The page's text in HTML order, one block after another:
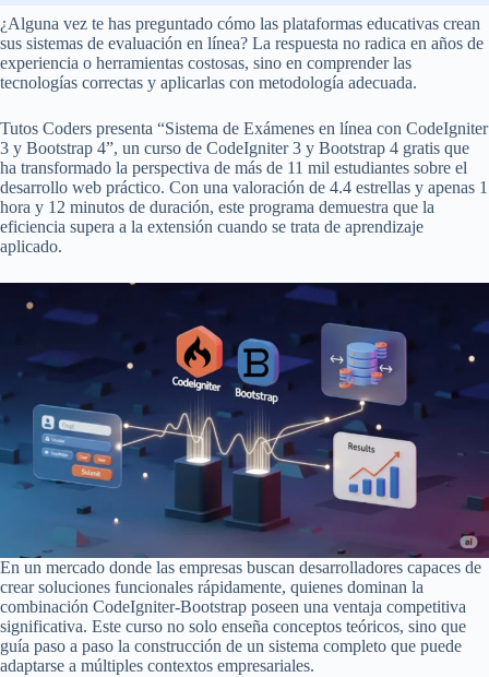
¿Alguna vez te has preguntado cómo las plataformas educativas crean
sus sistemas de evaluación en línea? La respuesta no radica en años de
experiencia o herramientas costosas, sino en comprender las
tecnologías correctas y aplicarlas con metodología adecuada.
Tutos Coders presenta “Sistema de Exámenes en línea con CodeIgniter
3 y Bootstrap 4”, un curso de CodeIgniter 3 y Bootstrap 4 gratis que
ha transformado la perspectiva de más de 11 mil estudiantes sobre el
desarrollo web práctico. Con una valoración de 4.4 estrellas y apenas 1
hora y 12 minutos de duración, este programa demuestra que la
eficiencia supera a la extensión cuando se trata de aprendizaje
aplicado.
En un mercado donde las empresas buscan desarrolladores capaces de
crear soluciones funcionales rápidamente, quienes dominan la
combinación CodeIgniter-Bootstrap poseen una ventaja competitiva
significativa. Este curso no solo enseña conceptos teóricos, sino que
guía paso a paso la construcción de un sistema completo que puede
adaptarse a múltiples contextos empresariales.